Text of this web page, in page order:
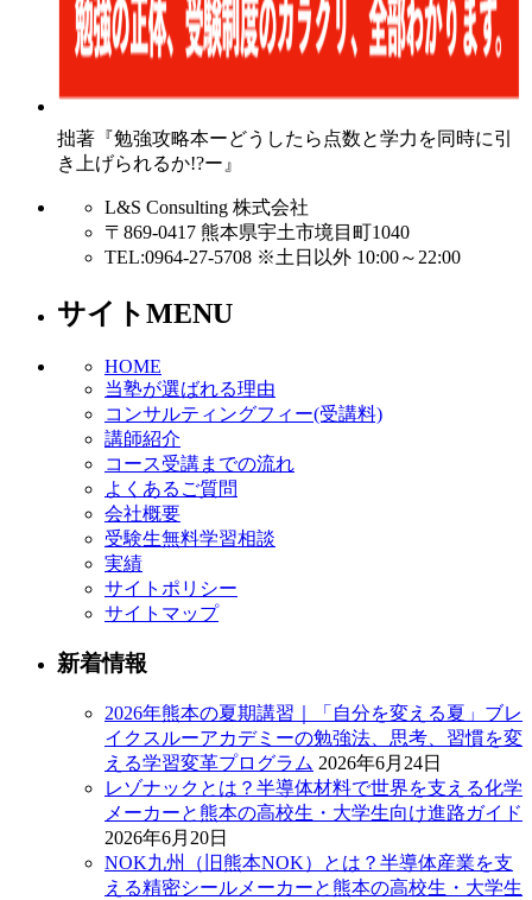
拙著『勉強攻略本ーどうしたら点数と学力を同時に引
き上げられるか!?ー』
L&S Consulting 株式会社
〒869-0417 熊本県宇土市境目町1040
TEL:0964-27-5708 ※土日以外 10:00～22:00
サイトMENU
HOME
当塾が選ばれる理由
コンサルティングフィー(受講料)
講師紹介
コース受講までの流れ
よくあるご質問
会社概要
受験生無料学習相談
実績
サイトポリシー
サイトマップ
新着情報
2026年熊本の夏期講習｜「自分を変える夏」ブレ
イクスルーアカデミーの勉強法、思考、習慣を変
える学習変革プログラム 2026年6月24日
レゾナックとは？半導体材料で世界を支える化学
メーカーと熊本の高校生・大学生向け進路ガイド
2026年6月20日
NOK九州（旧熊本NOK）とは？半導体産業を支
える精密シールメーカーと熊本の高校生・大学生